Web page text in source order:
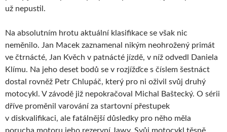
už nepustil.
Na absolutním hrotu aktuální klasifikace se však nic
neměnilo. Jan Macek zaznamenal nikým neohrožený primát
ve čtrnácté, Jan Kvěch v patnácté jízdě, v níž odvedl Daniela
Klímu. Na jeho deset bodů se v rozjížďce s číslem šestnáct
dostal rovněž Petr Chlupáč, který pro ni oživil svůj druhý
motocykl. V závodě již nepokračoval Michal Baštecký. O sérii
dříve proměnil varování za startovní přestupek
v diskvalifikaci, ale fatálnější důsledky pro něho měla